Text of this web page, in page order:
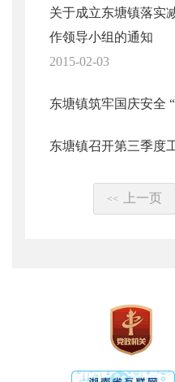
关于成立东塘镇落实
作领导小组的通知
2015-02-03
东塘镇筑牢国庆安全
东塘镇召开第三季度
<< 上一页